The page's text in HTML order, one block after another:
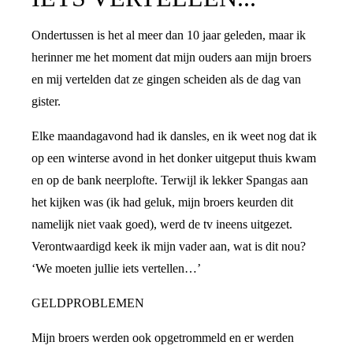
Ondertussen is het al meer dan 10 jaar geleden, maar ik
herinner me het moment dat mijn ouders aan mijn broers
en mij vertelden dat ze gingen scheiden als de dag van
gister.
Elke maandagavond had ik dansles, en ik weet nog dat ik
op een winterse avond in het donker uitgeput thuis kwam
en op de bank neerplofte. Terwijl ik lekker Spangas aan
het kijken was (ik had geluk, mijn broers keurden dit
namelijk niet vaak goed), werd de tv ineens uitgezet.
Verontwaardigd keek ik mijn vader aan, wat is dit nou?
‘We moeten jullie iets vertellen…’
GELDPROBLEMEN
Mijn broers werden ook opgetrommeld en er werden